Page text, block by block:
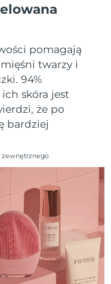
pomagają
twarzy i
94%
skóra jest
że po
bardziej
zewnętrznego
czas dostawy
9/8/26
czas dostawy
czas dostawy
czas dostawy
12/8/26
czas dostawy
czas dostawy
13/8/26
czas dostawy